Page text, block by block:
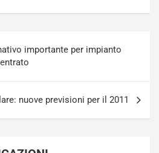
importante per impianto
nuove previsioni per il 2011